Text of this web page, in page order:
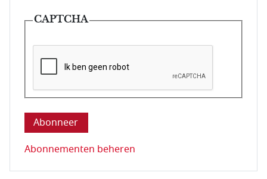
CAPTCHA
Deze vraag is om te controleren dat u een mens
Abonnementen beheren